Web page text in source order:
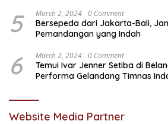
5 March 2, 2024 0 Comment
Bersepeda dari Jakarta-Bali,
Pemandangan yang Indah
6 March 2, 2024 0 Comment
Temui Ivar Jenner Setiba di
Performa Gelandang Timnas
Website Media Partner